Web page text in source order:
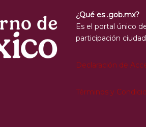
¿Qué es .gob.mx?
Es el portal único
participación
Declaración de
Términos y